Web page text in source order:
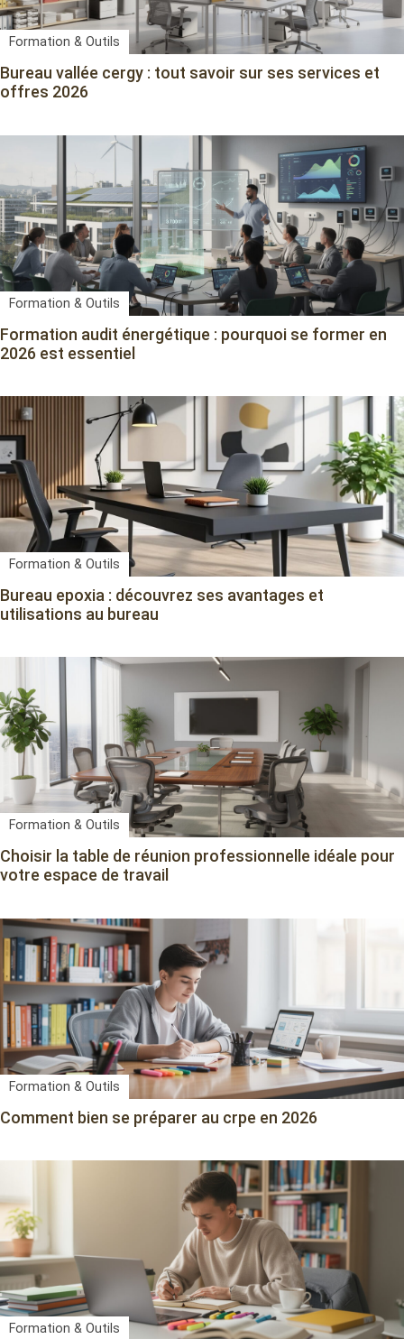
Formation & Outils
Bureau vallée cergy : tout savoir sur ses services et
offres 2026
Formation & Outils
Formation audit énergétique : pourquoi se former en
2026 est essentiel
Formation & Outils
Bureau epoxia : découvrez ses avantages et
utilisations au bureau
Formation & Outils
Choisir la table de réunion professionnelle idéale pour
votre espace de travail
Formation & Outils
Comment bien se préparer au crpe en 2026
Formation & Outils